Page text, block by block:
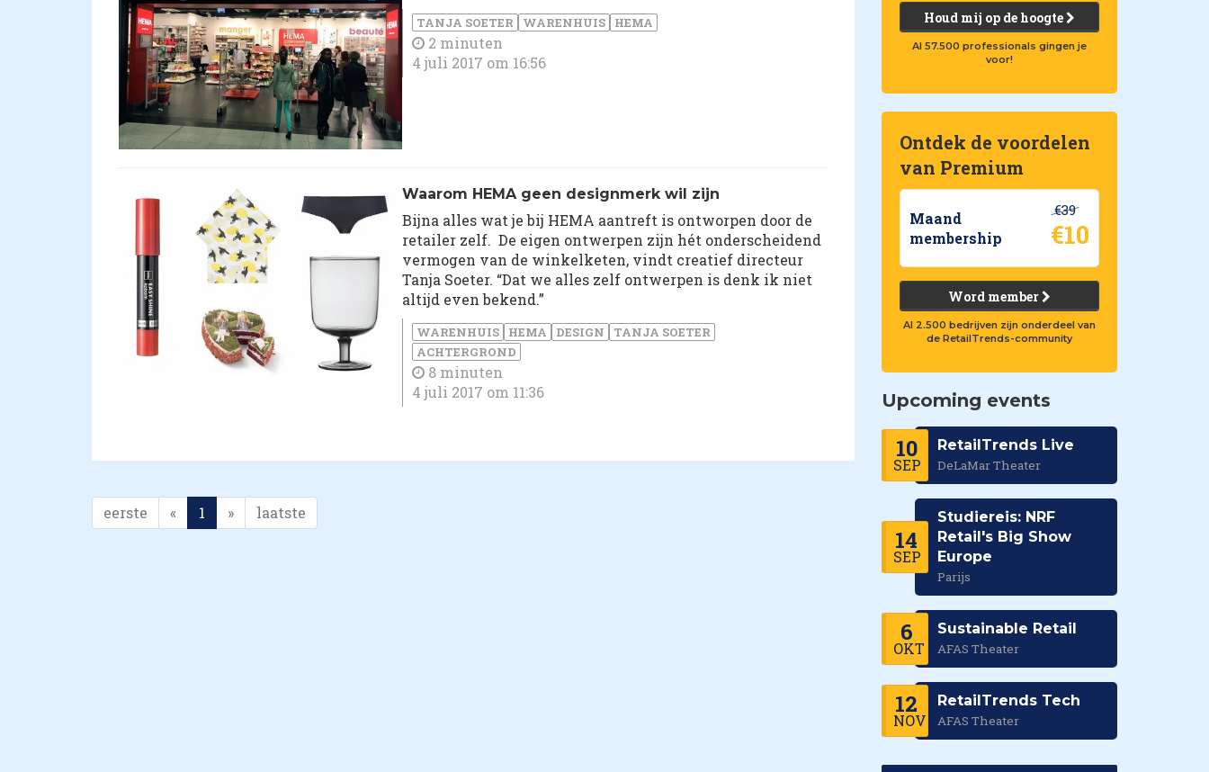
TANJA SOETER WARENHUIS HEMA
2 minuten
4 juli 2017 om 16:56
Waarom HEMA geen designmerk wil zijn
Bijna alles wat je bij HEMA aantreft is ontworpen door de
retailer zelf. De eigen ontwerpen zijn hét onderscheidend
vermogen van de winkelketen, vindt creatief directeur
Tanja Soeter. “Dat we alles zelf ontwerpen is denk ik niet
altijd even bekend.”
WARENHUIS HEMA DESIGN
TANJA SOETER
ACHTERGROND
8 minuten
4 juli 2017 om 11:36
eerste « 1 » laatste
Houd mij op de hoogte
Al 57.500 professionals gingen je
voor!
Ontdek de voordelen
van Premium
Maand
membership
€39
€10
Word member
Al 2.500 bedrijven zijn onderdeel van
de RetailTrends-community
Upcoming events
10
SEP
RetailTrends Live
DeLaMar Theater
14
SEP
Studiereis: NRF
Retail's Big Show
Europe
Parijs
6
OKT
Sustainable Retail
AFAS Theater
12
NOV
RetailTrends Tech
AFAS Theater